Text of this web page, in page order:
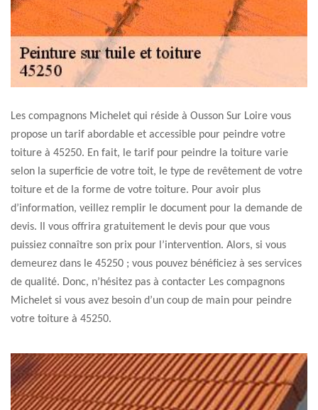
Les compagnons Michelet qui réside à Ousson Sur Loire vous
propose un tarif abordable et accessible pour peindre votre
toiture à 45250. En fait, le tarif pour peindre la toiture varie
selon la superficie de votre toit, le type de revêtement de votre
toiture et de la forme de votre toiture. Pour avoir plus
d’information, veillez remplir le document pour la demande de
devis. Il vous offrira gratuitement le devis pour que vous
puissiez connaître son prix pour l’intervention. Alors, si vous
demeurez dans le 45250 ; vous pouvez bénéficiez à ses services
de qualité. Donc, n’hésitez pas à contacter Les compagnons
Michelet si vous avez besoin d’un coup de main pour peindre
votre toiture à 45250.